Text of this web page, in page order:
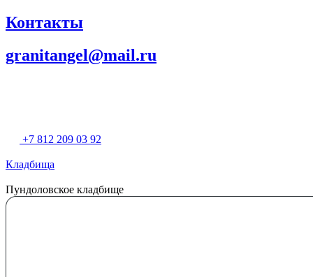
Контакты
granitangel@mail.ru
+7 812 209 03 92
Кладбища
Пундоловское кладбище